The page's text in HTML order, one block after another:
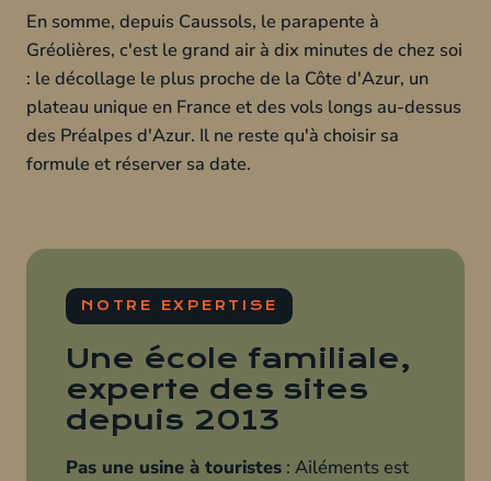
En somme, depuis Caussols, le parapente à
Gréolières, c'est le grand air à dix minutes de chez soi
: le décollage le plus proche de la Côte d'Azur, un
plateau unique en France et des vols longs au-dessus
des Préalpes d'Azur. Il ne reste qu'à choisir sa
formule et réserver sa date.
NOTRE EXPERTISE
Une école familiale,
experte des sites
depuis 2013
Pas une usine à touristes : Ailéments est